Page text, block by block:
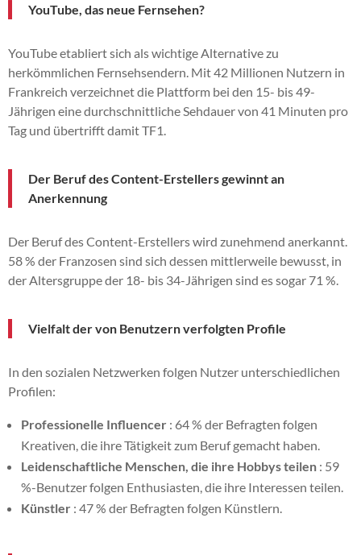
YouTube, das neue Fernsehen?
YouTube etabliert sich als wichtige Alternative zu
herkömmlichen Fernsehsendern. Mit 42 Millionen Nutzern in
Frankreich verzeichnet die Plattform bei den 15- bis 49-
Jährigen eine durchschnittliche Sehdauer von 41 Minuten pro
Tag und übertrifft damit TF1.
Der Beruf des Content-Erstellers gewinnt an
Anerkennung
Der Beruf des Content-Erstellers wird zunehmend anerkannt.
58 % der Franzosen sind sich dessen mittlerweile bewusst, in
der Altersgruppe der 18- bis 34-Jährigen sind es sogar 71 %.
Vielfalt der von Benutzern verfolgten Profile
In den sozialen Netzwerken folgen Nutzer unterschiedlichen
Profilen:
Professionelle Influencer : 64 % der Befragten folgen
Kreativen, die ihre Tätigkeit zum Beruf gemacht haben.
Leidenschaftliche Menschen, die ihre Hobbys teilen : 59
%-Benutzer folgen Enthusiasten, die ihre Interessen teilen.
Künstler : 47 % der Befragten folgen Künstlern.